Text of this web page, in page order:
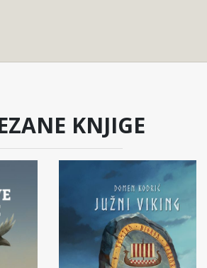
KNJIGE